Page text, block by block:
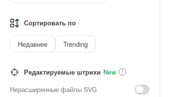
Сортировать по
Недавнее Trending
Редактируемые штрихи New
Нерасширенные файлы SVG